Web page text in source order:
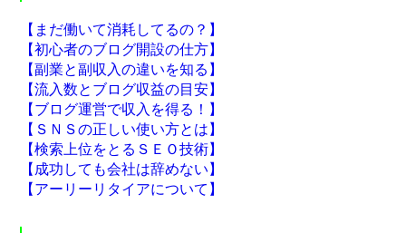
【まだ働いて消耗してるの？】
【初心者のブログ開設の仕方】
【副業と副収入の違いを知る】
【流入数とブログ収益の目安】
【ブログ運営で収入を得る！】
【ＳＮＳの正しい使い方とは】
【検索上位をとるＳＥＯ技術】
【成功しても会社は辞めない】
【アーリーリタイアについて】